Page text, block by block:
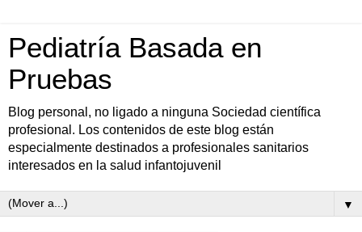
Pediatría Basada en
Pruebas
Blog personal, no ligado a ninguna Sociedad científica
profesional. Los contenidos de este blog están
especialmente destinados a profesionales sanitarios
interesados en la salud infantojuvenil
▼